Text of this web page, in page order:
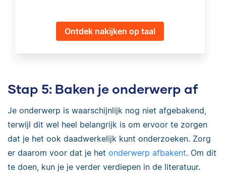
Ontdek nakijken op taal
Stap 5: Baken je onderwerp af
Je onderwerp is waarschijnlijk nog niet afgebakend,
terwijl dit wel heel belangrijk is om ervoor te zorgen
dat je het ook daadwerkelijk kunt onderzoeken. Zorg
er daarom voor dat je het onderwerp afbakent. Om dit
te doen, kun je je verder verdiepen in de literatuur.